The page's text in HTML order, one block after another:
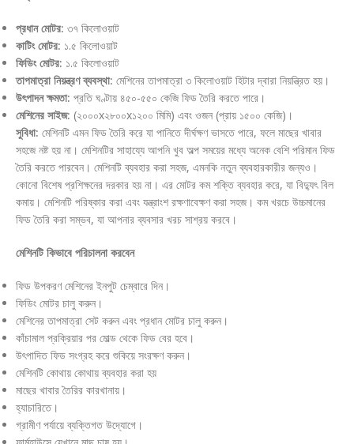
প্রধান মোটর: ৩৭ কিলোওয়াট
কাটিং মোটর: ১.৫ কিলোওয়াট
ফিডিং মোটর: ১.৫ কিলোওয়াট
তাপমাত্রা নিয়ন্ত্রণ ব্যবস্থা: মেশিনের তাপমাত্রা ৩ কিলোওয়াট হিটার দ্বারা নিয়ন্ত্রিত হয়।
উৎপাদন ক্ষমতা: প্রতি ঘণ্টায় ৪৫০-৫৫০ কেজি ফিড তৈরি করতে পারে।
মেশিনের সাইজ: (২০০০x২৮০০x১২০০ মিমি) এবং ওজন (প্রায় ১৫০০ কেজি)।
সুবিধা: মেশিনটি এমন ফিড তৈরি করে যা পানিতে দীর্ঘক্ষণ ভাসতে পারে, ফলে মাছের খাবার
সহজে নষ্ট হয় না। মেশিনটির সাহায্যে আপনি খুব অল্প সময়ের মধ্যে অনেক বেশি পরিমান ফিড
তৈরি করতে পারবেন। মেশিনটি ব্যবহার করা সহজ, এমনকি নতুন ব্যবহারকারীর জন্যও।
কোনো বিশেষ প্রশিক্ষনের দরকার হয় না। এর মোটর কম শক্তি ব্যবহার করে, যা বিদ্যুৎ বিল
কমায়। মেশিনটি পরিষ্কার করা এবং যন্ত্রাংশ রক্ষণাবেক্ষণ করা সহজ। কম খরচে উচ্চমানের
ফিড তৈরি করা সম্ভব, যা আপনার ব্যবসার খরচ সাশ্রয় করবে।
মেশিনটি কিভাবে পরিচালনা করবেন
ফিড উপকরণ মেশিনের ইনপুট চেম্বারে দিন।
ফিডিং মোটর চালু করুন।
মেশিনের তাপমাত্রা সেট করুন এবং প্রধান মোটর চালু করুন।
কাঁচামাল প্রক্রিয়ার পর মোল্ড থেকে ফিড বের হবে।
উৎপাদিত ফিড সংগ্রহ করে শুকিয়ে সংরক্ষণ করুন।
মেশিনটি কোথায় কোথায় ব্যবহার করা হয়
মাছের খাবার তৈরির কারখানায়।
হ্যাচারিতে।
গ্রামীণ পর্যায়ে ব্যক্তিগত উদ্যোগে।